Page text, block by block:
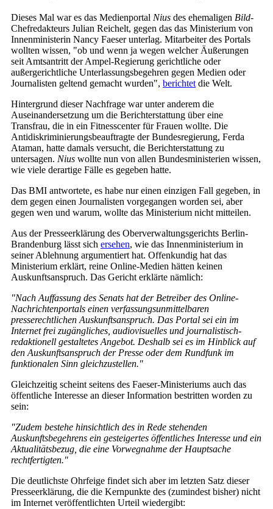
Dieses Mal war es das Medienportal Nius des ehemaligen Bild-
Chefredakteurs Julian Reichelt, gegen das das Ministerium von
Innenministerin Nancy Faeser unterlag. Mitarbeiter des Portals
wollten wissen, "ob und wenn ja wegen welcher Äußerungen
seit Amtsantritt der Ampel-Regierung gerichtliche oder
außergerichtliche Unterlassungsbegehren gegen Medien oder
Journalisten geltend gemacht wurden", berichtet die Welt.
Hintergrund dieser Nachfrage war unter anderem die
Auseinandersetzung um die Berichterstattung über eine
Transfrau, die in ein Fitnesscenter für Frauen wollte. Die
Antidiskriminierungsbeauftragte der Bundesregierung, Ferda
Ataman, hatte damals versucht, die Berichterstattung zu
untersagen. Nius wollte nun von allen Bundesministerien wissen,
wie viele derartige Fälle es gegeben hatte.
Das BMI antwortete, es habe nur einen einzigen Fall gegeben, in
dem gegen einen Journalisten vorgegangen worden sei, aber
gegen wen und warum, wollte das Ministerium nicht mitteilen.
Aus der Presseerklärung des Oberverwaltungsgerichts Berlin-
Brandenburg lässt sich ersehen, wie das Innenministerium in
seiner Ablehnung argumentiert hat. Offenkundig hat das
Ministerium erklärt, reine Online-Medien hätten keinen
Auskunftsanspruch. Das Gericht erklärte nämlich:
"Nach Auffassung des Senats hat der Betreiber des Online-
Nachrichtenportals einen verfassungsunmittelbaren
presserechtlichen Auskunftsanspruch. Das Portal sei ein im
Internet frei zugängliches, audiovisuelles und journalistisch-
redaktionell gestaltetes Angebot. Deshalb sei es im Hinblick auf
den Auskunftsanspruch der Presse oder dem Rundfunk im
funktionalen Sinn gleichzustellen."
Gleichzeitig scheint seitens des Faeser-Ministeriums auch das
öffentliche Interesse an dieser Information bestritten worden zu
sein:
"Zudem bestehe hinsichtlich des in Rede stehenden
Auskunftsbegehrens ein gesteigertes öffentliches Interesse und ein
Aktualitätsbezug, die eine Vorwegnahme der Hauptsache
rechtfertigten."
Die deutlichste Ohrfeige findet sich aber im letzten Satz dieser
Presseerklärung, die die Kernpunkte des (zumindest bisher) nicht
im Internet veröffentlichten Urteil wiedergibt: